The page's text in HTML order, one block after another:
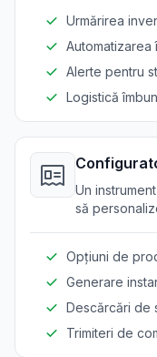
Urmărirea
Alerte pentru
Logistică
Un
să
Opțiuni de
Generare
Descărcări de
Trimiteri de